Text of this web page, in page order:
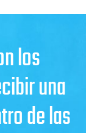
los
una
de las